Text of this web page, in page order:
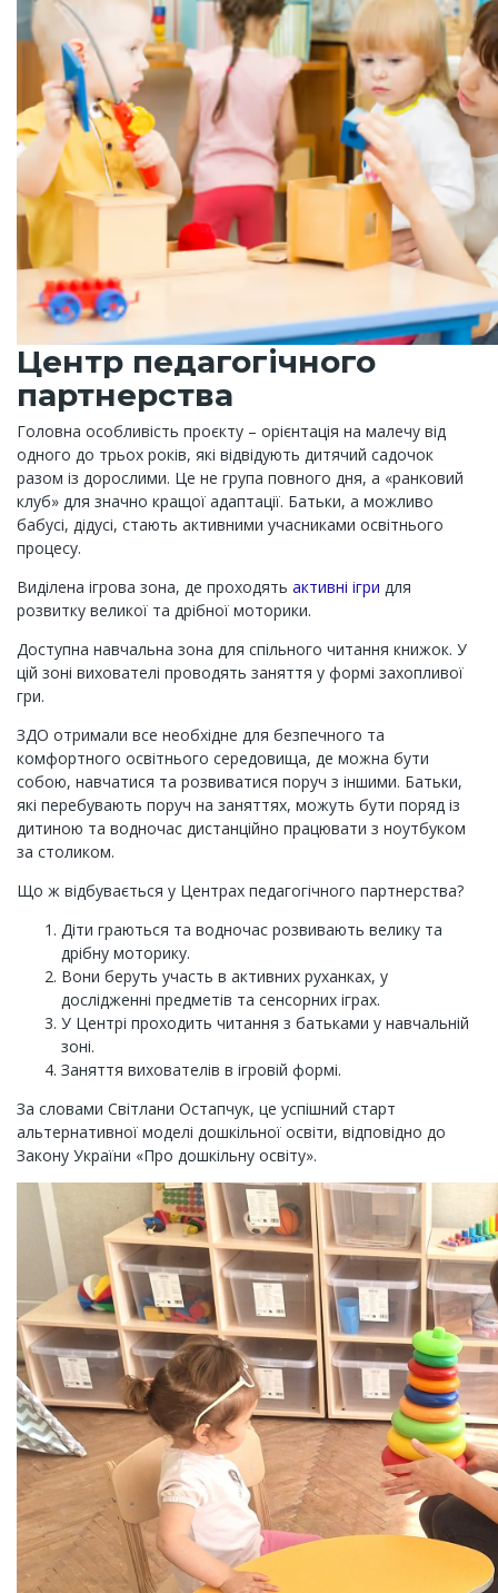
Центр педагогічного
партнерства
Головна особливість проєкту – орієнтація на малечу від
одного до трьох років, які відвідують дитячий садочок
разом із дорослими. Це не група повного дня, а «ранковий
клуб» для значно кращої адаптації. Батьки, а можливо
бабусі, дідусі, стають активними учасниками освітнього
процесу.
Виділена ігрова зона, де проходять активні ігри для
розвитку великої та дрібної моторики.
Доступна навчальна зона для спільного читання книжок. У
цій зоні вихователі проводять заняття у формі захопливої
гри.
ЗДО отримали все необхідне для безпечного та
комфортного освітнього середовища, де можна бути
собою, навчатися та розвиватися поруч з іншими. Батьки,
які перебувають поруч на заняттях, можуть бути поряд із
дитиною та водночас дистанційно працювати з ноутбуком
за столиком.
Що ж відбувається у Центрах педагогічного партнерства?
Діти граються та водночас розвивають велику та
дрібну моторику.
Вони беруть участь в активних руханках, у
дослідженні предметів та сенсорних іграх.
У Центрі проходить читання з батьками у навчальній
зоні.
Заняття вихователів в ігровій формі.
За словами Світлани Остапчук, це успішний старт
альтернативної моделі дошкільної освіти, відповідно до
Закону України «Про дошкільну освіту».